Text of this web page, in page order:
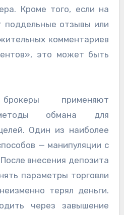
Кроме того, если на
поддельные отзывы или
комментариев
это может быть
применяют
обмана для
Один из наиболее
— манипуляции с
внесения депозита
параметры торговли
терял деньги.
через завышение